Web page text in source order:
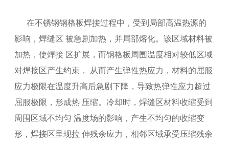
在不锈钢钢格板焊接过程中，受到局部高温热源的
影响，焊缝区 被急剧加热，并局部熔化。该区域材料被
加热，使焊接 区扩展，而钢格板周围温度相对较低区域
对焊接区产生约束， 从而产生弹性热应力，材料的屈服
应力极限在温度升高后急剧下降，导致热弹性应力超过
屈服极限，形成热 压缩。冷却时，焊缝区材料收缩受到
周围区域不均匀 温度场的影响，产生不均匀的收缩变
形，焊接区呈现拉 伸残余应力，相邻区域承受压缩残余